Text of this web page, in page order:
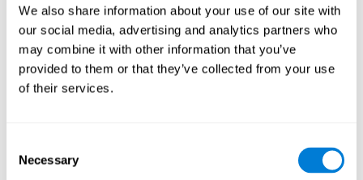
We also share information about your use of our site with
our social media, advertising and analytics partners who
may combine it with other information that you’ve
provided to them or that they’ve collected from your use
of their services.
Selection
Necessary
diseñado, basado en la realidad y eficaz.
Resumen
Normalmente, los productos de la competencia permiten al
usuario determinar el nivel de dificultad o las tareas que se
podrían ser más desafiantes, estos productos no son capaces de
ser tan eficaces o eficientes como los programas de estimulación